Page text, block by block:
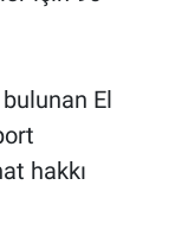
El
hakkı